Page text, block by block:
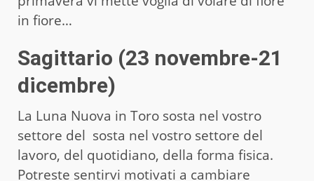
in fiore…
Sagittario (23 novembre-21
dicembre)
La Luna Nuova in Toro sosta nel vostro
settore del sosta nel vostro settore del
lavoro, del quotidiano, della forma fisica.
Potreste sentirvi motivati a cambiare